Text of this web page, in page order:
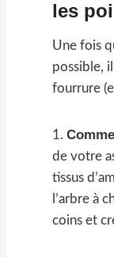
les
Une fois
possible,
fourrure
1.
de votre
tissus
l’arbre à
coins et